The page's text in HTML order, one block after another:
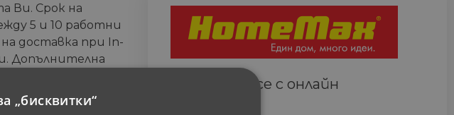
Ви. Срок на
5 и 10 работни
доставка при In-
Допълнителна
Свържете се с онлайн
„бисквитки“